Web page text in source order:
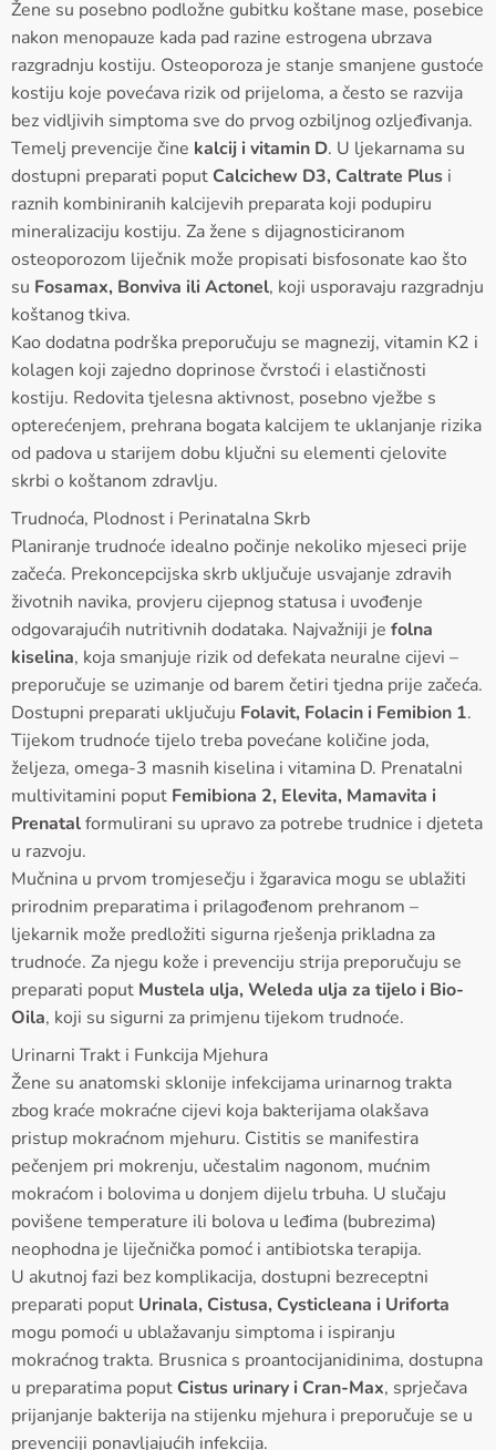
Žene su posebno podložne gubitku koštane mase, posebice
nakon menopauze kada pad razine estrogena ubrzava
razgradnju kostiju. Osteoporoza je stanje smanjene gustoće
kostiju koje povećava rizik od prijeloma, a često se razvija
bez vidljivih simptoma sve do prvog ozbiljnog ozljeđivanja.
Temelj prevencije čine kalcij i vitamin D. U ljekarnama su
dostupni preparati poput Calcichew D3, Caltrate Plus i
raznih kombiniranih kalcijevih preparata koji podupiru
mineralizaciju kostiju. Za žene s dijagnosticiranom
osteoporozom liječnik može propisati bisfosonate kao što
su Fosamax, Bonviva ili Actonel, koji usporavaju razgradnju
koštanog tkiva.
Kao dodatna podrška preporučuju se magnezij, vitamin K2 i
kolagen koji zajedno doprinose čvrstoći i elastičnosti
kostiju. Redovita tjelesna aktivnost, posebno vježbe s
opterećenjem, prehrana bogata kalcijem te uklanjanje rizika
od padova u starijem dobu ključni su elementi cjelovite
skrbi o koštanom zdravlju.
Trudnoća, Plodnost i Perinatalna Skrb
Planiranje trudnoće idealno počinje nekoliko mjeseci prije
začeća. Prekoncepcijska skrb uključuje usvajanje zdravih
životnih navika, provjeru cijepnog statusa i uvođenje
odgovarajućih nutritivnih dodataka. Najvažniji je folna
kiselina, koja smanjuje rizik od defekata neuralne cijevi –
preporučuje se uzimanje od barem četiri tjedna prije začeća.
Dostupni preparati uključuju Folavit, Folacin i Femibion 1.
Tijekom trudnoće tijelo treba povećane količine joda,
željeza, omega-3 masnih kiselina i vitamina D. Prenatalni
multivitamini poput Femibiona 2, Elevita, Mamavita i
Prenatalformulirani su upravo za potrebe trudnice i djeteta
u razvoju.
Mučnina u prvom tromjesečju i žgaravica mogu se ublažiti
prirodnim preparatima i prilagođenom prehranom –
ljekarnik može predložiti sigurna rješenja prikladna za
trudnoće. Za njegu kože i prevenciju strija preporučuju se
preparati poput Mustela ulja, Weleda ulja za tijelo i Bio-
Oila, koji su sigurni za primjenu tijekom trudnoće.
Urinarni Trakt i Funkcija Mjehura
Žene su anatomski sklonije infekcijama urinarnog trakta
zbog kraće mokraćne cijevi koja bakterijama olakšava
pristup mokraćnom mjehuru. Cistitis se manifestira
pečenjem pri mokrenju, učestalim nagonom, mućnim
mokraćom i bolovima u donjem dijelu trbuha. U slučaju
povišene temperature ili bolova u leđima (bubrezima)
neophodna je liječnička pomoć i antibiotska terapija.
U akutnoj fazi bez komplikacija, dostupni bezreceptni
preparati poput Urinala, Cistusa, Cysticleana i Uriforta
mogu pomoći u ublažavanju simptoma i ispiranju
mokraćnog trakta. Brusnica s proantocijanidinima, dostupna
u preparatima poput Cistus urinary i Cran-Max, sprječava
prijanjanje bakterija na stijenku mjehura i preporučuje se u
prevenciji ponavljajućih infekcija.